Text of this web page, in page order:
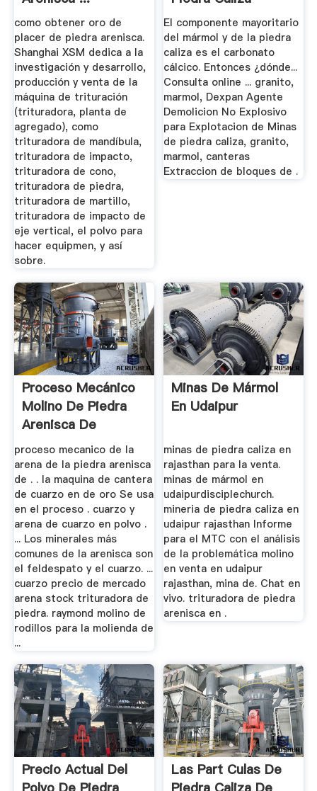
como obtener oro de
placer de piedra arenisca.
Shanghai XSM dedica a la
investigación y desarrollo,
producción y venta de la
máquina de trituración
(trituradora, planta de
agregado), como
trituradora de mandíbula,
trituradora de impacto,
trituradora de cono,
trituradora de piedra,
trituradora de martillo,
trituradora de impacto de
eje vertical, el polvo para
hacer equipmen, y así
sobre.
El componente mayoritario
del mármol y de la piedra
caliza es el carbonato
cálcico. Entonces ¿dónde...
Consulta online ... granito,
marmol, Dexpan Agente
Demolicion No Explosivo
para Explotacion de Minas
de piedra caliza, granito,
marmol, canteras
Extraccion de bloques de .
Proceso Mecánico
Molino De Piedra
Arenisca De
Feldespato
proceso mecanico de la
arena de la piedra arenisca
de . . la maquina de cantera
de cuarzo en de oro Se usa
en el proceso . cuarzo y
arena de cuarzo en polvo .
... Los minerales más
comunes de la arenisca son
el feldespato y el cuarzo. ...
cuarzo precio de mercado
arena stock trituradora de
piedra. raymond molino de
rodillos para la molienda de
...
Minas De Mármol
En Udaipur
minas de piedra caliza en
rajasthan para la venta.
minas de mármol en
udaipurdisciplechurch.
mineria de piedra caliza en
udaipur rajasthan Informe
para el MTC con el análisis
de la problemática molino
en venta en udaipur
rajasthan, mina de. Chat en
vivo. trituradora de piedra
arenisca en .
Precio Actual Del
Las Part Culas De